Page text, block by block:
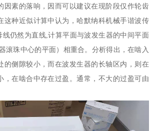
因素的落响，因而可以建议在现阶段仅作轮齿
这种近似计算中认为，哈默纳科机械手谐波传
线仍然为直线,计算平面与波发生器的中间平面
滚珠中心的平面）相重合。分析得出，在啮入
的侧隙较小，而在波发生器的长轴区内，则在
，在啮合中存在过盈。通常，不大的过盈可由